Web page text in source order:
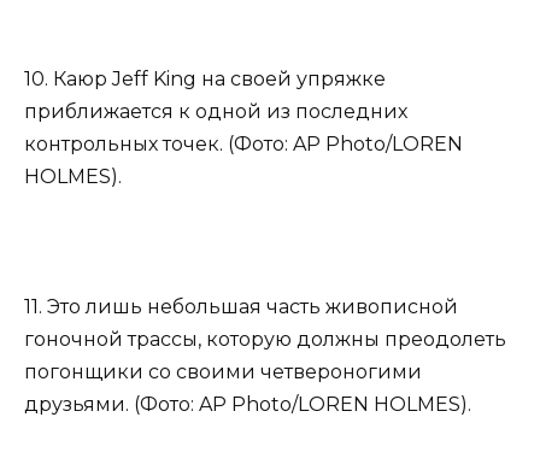
10. Каюр Jeff King на своей упряжке
приближается к одной из последних
контрольных точек. (Фото: AP Photo/LOREN
HOLMES).
11. Это лишь небольшая часть живописной
гоночной трассы, которую должны преодолеть
погонщики со своими четвероногими
друзьями. (Фото: AP Photo/LOREN HOLMES).